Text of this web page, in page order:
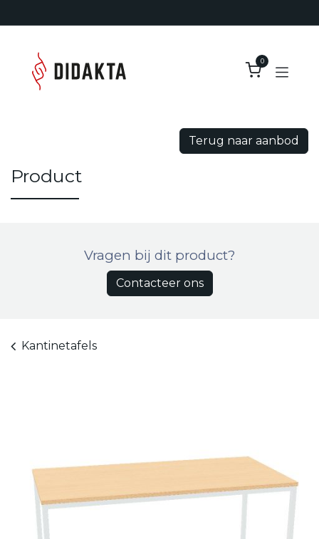
0
Terug naar aanbod
Product
Vragen bij dit product?
Contacteer ons
Kantinetafels